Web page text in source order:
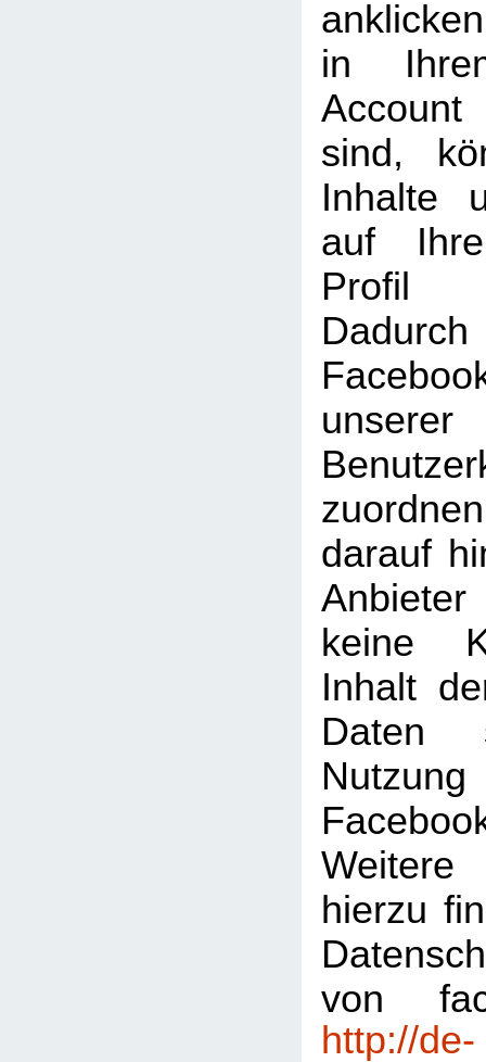
in
sind,
Inhalte
auf
Profil
darauf
keine
Inhalt
Daten
Weitere
hierzu
von
http://de-